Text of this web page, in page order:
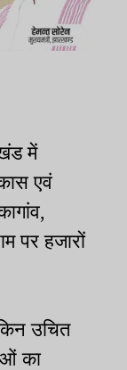
में
एवं
पर हजारों
उचित
का